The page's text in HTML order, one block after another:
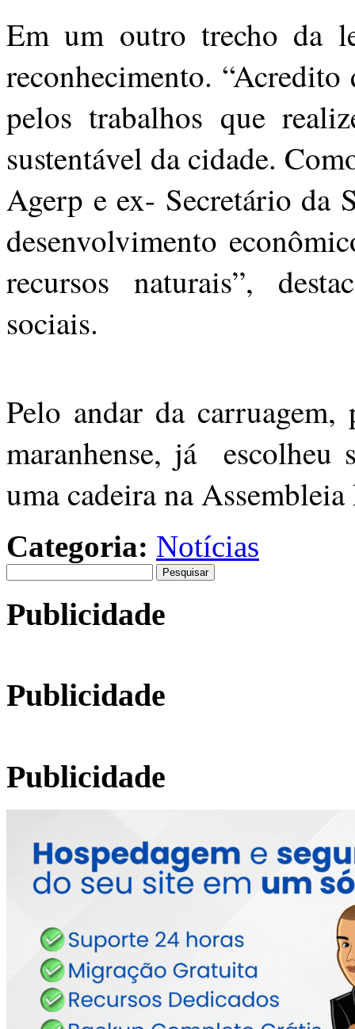
Em um outro trecho da
reconhecimento. “Acredito
pelos trabalhos que
sustentável da cidade.
Agerp e ex- Secretário da
desenvolvimento
recursos naturais”,
sociais.
Pelo andar da
maranhense, já escolheu
uma cadeira na
Categoria: Notícias
por:
Publicidade
Publicidade
Publicidade